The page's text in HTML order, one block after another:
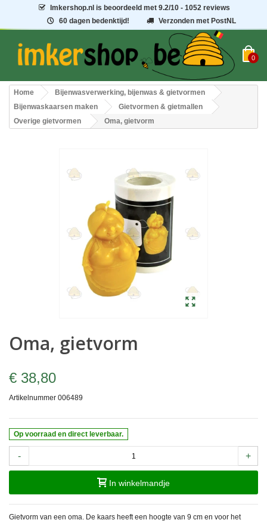
Imkershop.nl is beoordeeld met9.2/10 - 1052 reviews
60 dagen bedenktijd!
Verzonden met PostNL
0
Home
Bijenwasverwerking, bijenwas & gietvormen
Bijenwaskaarsen maken
Gietvormen & gietmallen
Overige gietvormen
Oma, gietvorm
Oma, gietvorm
€ 38,80
Artikelnummer 006489
Op voorraad en direct leverbaar.
- +
In winkelmandje
Gietvorm van een oma. De kaars heeft een hoogte van 9 cm en voor het